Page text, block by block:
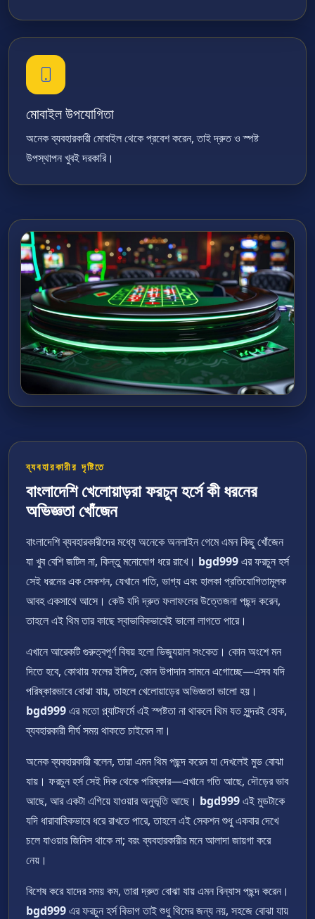
মোবাইল উপযোগিতা
অনেক ব্যবহারকারী মোবাইল থেকে প্রবেশ করেন, তাই দ্রুত ও স্পষ্ট
উপস্থাপন খুবই দরকারি।
ব্যবহারকারীর দৃষ্টিতে
বাংলাদেশি খেলোয়াড়রা ফরচুন হর্সে কী ধরনের
অভিজ্ঞতা খোঁজেন
বাংলাদেশি ব্যবহারকারীদের মধ্যে অনেকে অনলাইন গেমে এমন কিছু খোঁজেন
যা খুব বেশি জটিল না, কিন্তু মনোযোগ ধরে রাখে। bgd999এর ফরচুন হর্স
সেই ধরনের এক সেকশন, যেখানে গতি, ভাগ্য এবং হালকা প্রতিযোগিতামূলক
আবহ একসাথে আসে। কেউ যদি দ্রুত ফলাফলের উত্তেজনা পছন্দ করেন,
তাহলে এই থিম তার কাছে স্বাভাবিকভাবেই ভালো লাগতে পারে।
এখানে আরেকটি গুরুত্বপূর্ণ বিষয় হলো ভিজ্যুয়াল সংকেত। কোন অংশে মন
দিতে হবে, কোথায় ফলের ইঙ্গিত, কোন উপাদান সামনে এগোচ্ছে—এসব যদি
পরিষ্কারভাবে বোঝা যায়, তাহলে খেলোয়াড়ের অভিজ্ঞতা ভালো হয়।
bgd999এর মতো প্ল্যাটফর্মে এই স্পষ্টতা না থাকলে থিম যত সুন্দরই হোক,
ব্যবহারকারী দীর্ঘ সময় থাকতে চাইবেন না।
অনেক ব্যবহারকারী বলেন, তারা এমন থিম পছন্দ করেন যা দেখলেই মুড বোঝা
যায়। ফরচুন হর্স সেই দিক থেকে পরিষ্কার—এখানে গতি আছে, দৌড়ের ভাব
আছে, আর একটা এগিয়ে যাওয়ার অনুভূতি আছে। bgd999এই মুডটাকে
যদি ধারাবাহিকভাবে ধরে রাখতে পারে, তাহলে এই সেকশন শুধু একবার দেখে
চলে যাওয়ার জিনিস থাকে না; বরং ব্যবহারকারীর মনে আলাদা জায়গা করে
নেয়।
বিশেষ করে যাদের সময় কম, তারা দ্রুত বোঝা যায় এমন বিন্যাস পছন্দ করেন।
bgd999এর ফরচুন হর্স বিভাগ তাই শুধু থিমের জন্য নয়, সহজে বোঝা যায়